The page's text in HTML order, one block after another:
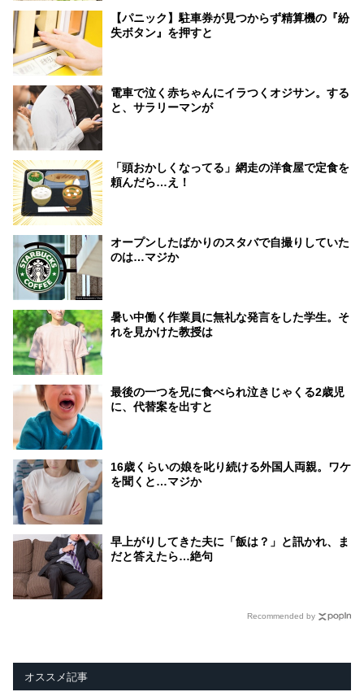
【パニック】駐車券が見つからず精算機の『紛
失ボタン』を押すと
電車で泣く赤ちゃんにイラつくオジサン。する
と、サラリーマンが
「頭おかしくなってる」網走の洋食屋で定食を
頼んだら…え！
オープンしたばかりのスタバで自撮りしていた
のは…マジか
暑い中働く作業員に無礼な発言をした学生。そ
れを見かけた教授は
最後の一つを兄に食べられ泣きじゃくる2歳児
に、代替案を出すと
16歳くらいの娘を叱り続ける外国人両親。ワケ
を聞くと…マジか
早上がりしてきた夫に「飯は？」と訊かれ、ま
だと答えたら…絶句
Recommended by
オススメ記事